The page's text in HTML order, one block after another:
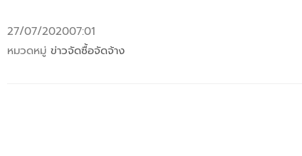
27/07/202007:01
หมวดหมู่ ข่าวจัดซื้อจัดจ้าง